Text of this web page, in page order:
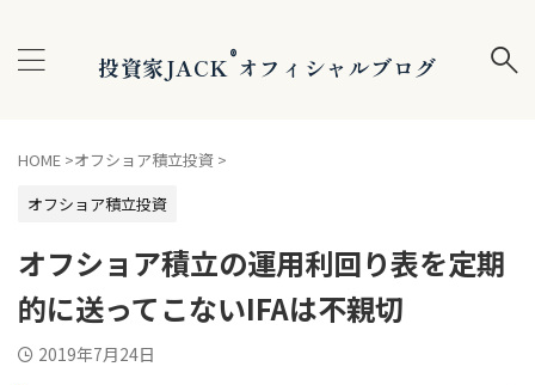
投資家JACK®オフィシャルブログ
HOME >オフショア積立投資 >
オフショア積立投資
オフショア積立の運用利回り表を定期
的に送ってこないIFAは不親切
2019年7月24日